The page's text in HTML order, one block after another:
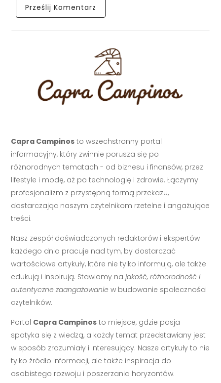
Capra Campinos to wszechstronny portal
informacyjny, który zwinnie porusza się po
różnorodnych tematach - od biznesu i finansów, przez
lifestyle i modę, aż po technologię i zdrowie. Łączymy
profesjonalizm z przystępną formą przekazu,
dostarczając naszym czytelnikom rzetelne i angażujące
treści.
Nasz zespół doświadczonych redaktorów i ekspertów
każdego dnia pracuje nad tym, by dostarczać
wartościowe artykuły, które nie tylko informują, ale także
edukują i inspirują. Stawiamy najakość, różnorodność i
autentyczne zaangażowanie w budowanie społeczności
czytelników.
Portal Capra Campinos to miejsce, gdzie pasja
spotyka się z wiedzą, a każdy temat przedstawiany jest
w sposób zrozumiały i interesujący. Nasze artykuły to nie
tylko źródło informacji, ale także inspiracja do
osobistego rozwoju i poszerzania horyzontów.